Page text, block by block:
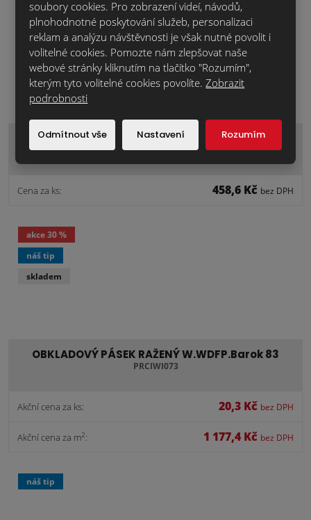
VK.01 malta zdící bílošedá/30 kg
MZQM00004
Cena za ks: 458,6 Kč bez DPH
skladem
náš tip
OBKLADOVÝ PÁSEK RAŽENÝ W.WDFP.Barok 83
PRCIWI073
Akční cena za ks: 20,3 Kč bez DPH
Akční cena za m2: 1 177,4 Kč bez DPH
akce30 %
náš tip
skladem
náš tip
soubory cookies. Pro zobrazení videí, návodů,
plnohodnotné poskytování služeb, personalizaci
reklam a analýzu návštěvnosti je však nutné povolit i
volitelné cookies. Pomozte nám zlepšovat naše
webové stránky kliknutím na tlačítko "Rozumím",
kterým tyto volitelné cookies povolíte. Zobrazit
podrobnosti
Odmítnout vše Nastavení Rozumím